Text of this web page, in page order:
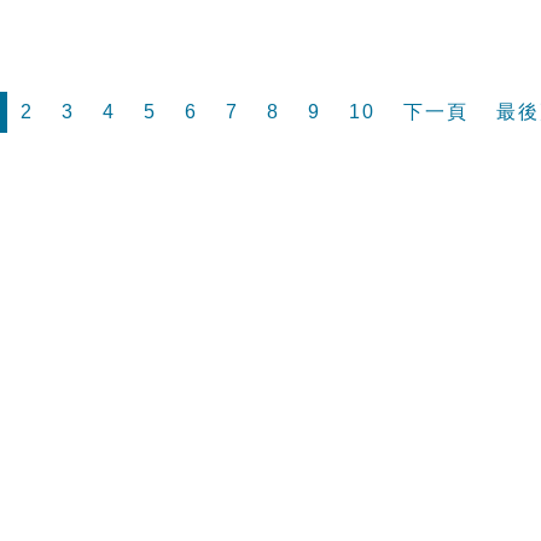
2 3 4 5 6 7 8 9 10 下一頁 最